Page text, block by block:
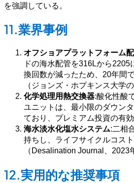
を強調している。
11.業界事例
オフショアプラットフォーム配
ドの海水配管を316Lから
換回数が減ったため、20年間
（ジョンズ・ホプキンス大学の
化学処理用熱交換器:酸化性酸
ユニットは、最小限のダウン
ており、プレミアム投資の有
海水淡水化塩水システム:二相
持ちし、ライフサイクルコス
（Desalination Journal、2023
12.実用的な推奨事項